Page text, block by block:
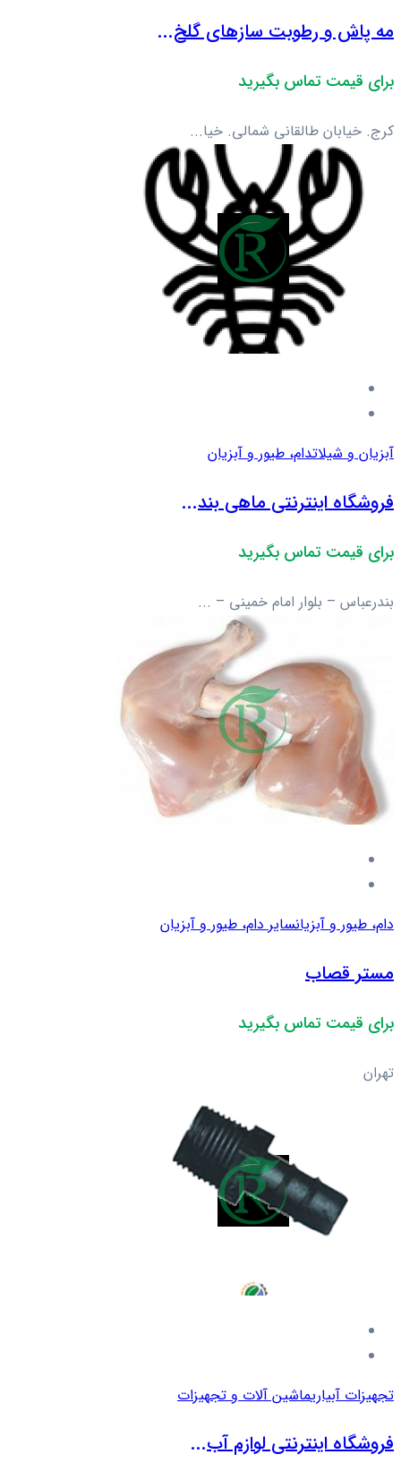
مه پاش و رطوبت سازهای گلخ...
برای قیمت تماس بگیرید
کرج. خیابان طالقانی شمالی. خیا...
آبزیان و شیلاتدام، طیور و آبزیان
فروشگاه اینترنتی ماهی بند...
برای قیمت تماس بگیرید
بندرعباس – بلوار امام خمینی – ...
دام، طیور و آبزیانسایر دام، طیور و آبزیان
مستر قصاب
برای قیمت تماس بگیرید
تهران
تجهیزات آبیاریماشین آلات و تجهیزات
فروشگاه اینترنتی لوازم آب...